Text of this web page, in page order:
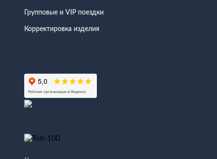
Групповые и VIP поездки
Корректировка изделия